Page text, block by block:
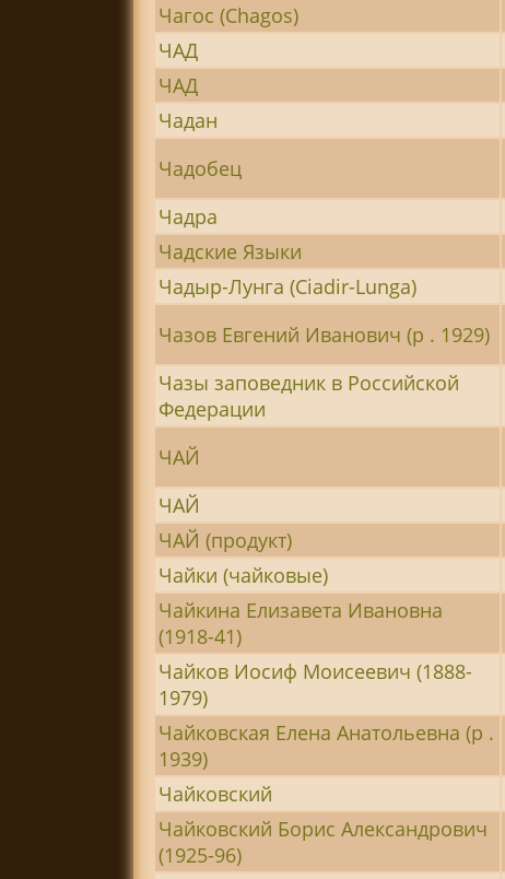
Чагос (Chagos)
ЧАД
ЧАД
Чадан
Чадобец
Чадра
Чадские Языки
Чадыр-Лунга (Ciadir-Lunga)
Чазов Евгений Иванович (р . 1929)
Чазы заповедник в Российской
Федерации
ЧАЙ
ЧАЙ
ЧАЙ (продукт)
Чайки (чайковые)
Чайкина Елизавета Ивановна
(1918-41)
Чайков Иосиф Моисеевич (1888-
1979)
Чайковская Елена Анатольевна (р .
1939)
Чайковский
Чайковский Борис Александрович
(1925-96)